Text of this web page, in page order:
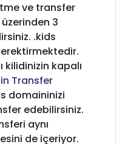
ve transfer
3
.kids
kilidinizin kapalı
Transfer
domaininizi
edebilirsiniz.
aynı
de içeriyor.